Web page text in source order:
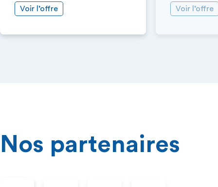
Voir l’offre Voir l’offre
Nos partenaires